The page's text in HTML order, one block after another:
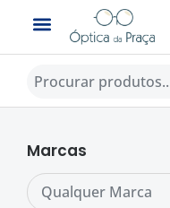
content
Procurar
Marcas
Qualquer Marca